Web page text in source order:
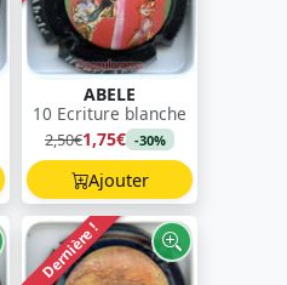
ABELE
10 Ecriture blanche
2,50€1,75€ -30%
Ajouter
Dernière !